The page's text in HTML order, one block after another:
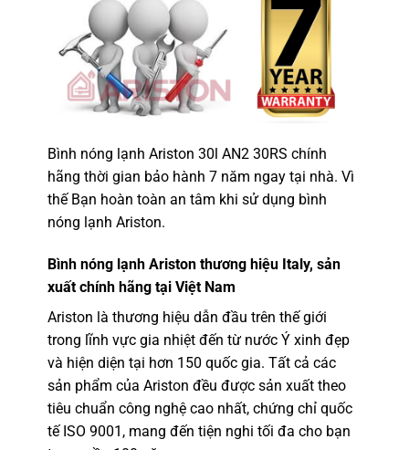
Bình nóng lạnh Ariston 30l AN2 30RS chính
hãng thời gian bảo hành 7 năm ngay tại nhà. Vì
thế Bạn hoàn toàn an tâm khi sử dụng bình
nóng lạnh Ariston.
Bình nóng lạnh Aristonthương hiệu Italy, sản
xuất chính hãng tại Việt Nam
Ariston là thương hiệu dẫn đầu trên thế giới
trong lĩnh vực gia nhiệt đến từ nước Ý xinh đẹp
và hiện diện tại hơn 150 quốc gia. Tất cả các
sản phẩm của Ariston đều được sản xuất theo
tiêu chuẩn công nghệ cao nhất, chứng chỉ quốc
tế ISO 9001, mang đến tiện nghi tối đa cho bạn